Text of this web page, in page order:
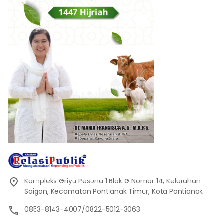
Kompleks Griya Pesona 1 Blok G Nomor 14, Kelurahan
Saigon, Kecamatan Pontianak Timur, Kota Pontianak
0853-8143-4007/0822-5012-3063